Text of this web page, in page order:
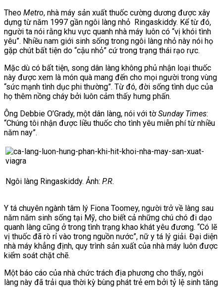
Theo Metro, nhà máy sản xuất thuốc cường dương được xây
dựng từ năm 1997 gần ngôi làng nhỏ Ringaskiddy. Kể từ đó,
người ta nói rằng khu vực quanh nhà máy luôn có “vị khói tình
yêu”. Nhiều nam giới sinh sống trong ngôi làng nhỏ này nói họ
gặp chút bất tiện do “cậu nhỏ” cứ trong trạng thái rạo rực.
Mặc dù có bất tiện, song dân làng không phủ nhận loại thuốc
này được xem là món quà mang đến cho mọi người trong vùng
“sức mạnh tình dục phi thường”. Từ đó, đời sống tình dục của
họ thêm nồng cháy bởi luôn cảm thấy hưng phấn.
Ông Debbie O’Grady, một dân làng, nói với tờSunday Times:
“Chúng tôi nhận được liều thuốc cho tình yêu miễn phí từ nhiều
năm nay”.
Ngôi làng Ringaskiddy. Ảnh: P.R.
Y tá chuyên ngành tâm lý Fiona Toomey, người trở về làng sau
năm năm sinh sống tại Mỹ, cho biết cả những chú chó đi dạo
quanh làng cũng ở trong tình trạng khao khát yêu đương. “Có lẽ
vị thuốc đã rò rỉ vào trong nguồn nước”, nữ y tá lý giải. Đại diện
nhà máy khẳng định, quy trình sản xuất của nhà máy luôn được
kiểm soát chặt chẽ.
Một báo cáo của nhà chức trách địa phương cho thấy, ngôi
làng này đã trải qua thời kỳ bùng phát trẻ em bởi tỷ lệ sinh tăng